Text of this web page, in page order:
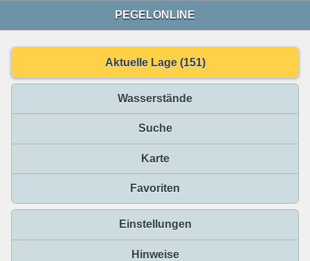
PEGELONLINE
Aktuelle Lage (151)
Wasserstände
Suche
Karte
Favoriten
Einstellungen
Hinweise